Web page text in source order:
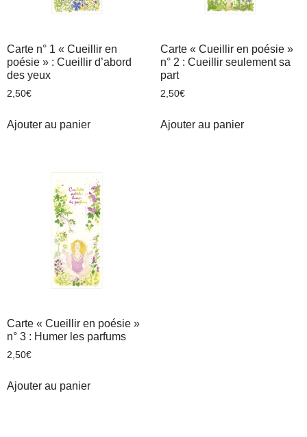
Carte n° 1 « Cueillir en
poésie » : Cueillir d’abord
des yeux
2,50€
Ajouter au panier
Carte « Cueillir en poésie »
n° 2 : Cueillir seulement sa
part
2,50€
Ajouter au panier
Carte « Cueillir en poésie »
n° 3 : Humer les parfums
2,50€
Ajouter au panier